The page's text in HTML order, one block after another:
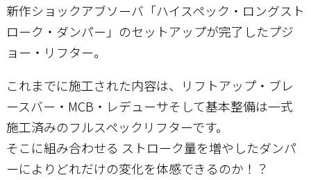
新作ショックアブソーバ「ハイスペック・ロングスト
ローク・ダンパー」のセットアップが完了したプジ
ョー・リフター。
これまでに施工された内容は、リフトアップ・ブレ
ースバー・MCB・レデューサそして基本整備は一式
施工済みのフルスペックリフターです。
そこに組み合わせる ストローク量を増やしたダンパ
ーによりどれだけの変化を体感できるのか！？